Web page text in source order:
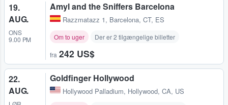
19.
AUG.
ONS
9.00 PM
Amyl and the Sniffers Barcelona
Razzmatazz 1, Barcelona, CT, ES
Om to uger Der er 2 tilgængelige billetter
fra 242 US$
22.
AUG.
Goldfinger Hollywood
Hollywood Palladium, Hollywood, CA, US